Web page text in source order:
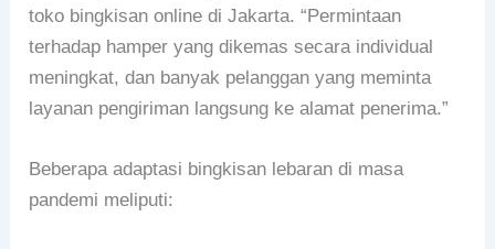
toko bingkisan online di Jakarta. “Permintaan
terhadap hamper yang dikemas secara individual
meningkat, dan banyak pelanggan yang meminta
layanan pengiriman langsung ke alamat penerima.”
Beberapa adaptasi bingkisan lebaran di masa
pandemi meliputi: